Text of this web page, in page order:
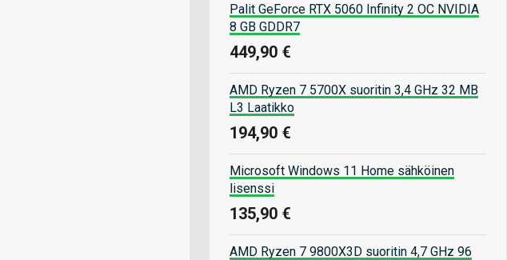
Palit GeForce RTX 5060 Infinity 2 OC NVIDIA
8 GB GDDR7
449,90 €
AMD Ryzen 7 5700X suoritin 3,4 GHz 32 MB
L3 Laatikko
194,90 €
Microsoft Windows 11 Home sähköinen
lisenssi
135,90 €
AMD Ryzen 7 9800X3D suoritin 4,7 GHz 96